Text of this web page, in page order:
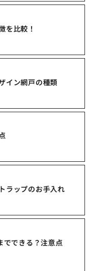
を比較！
イン網戸の種類
ラップのお手入れ
でできる？注意点